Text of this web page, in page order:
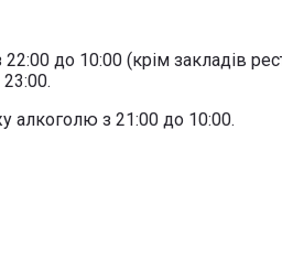
до 10:00 (крім закладів
алкоголю з 21:00 до 10:00.